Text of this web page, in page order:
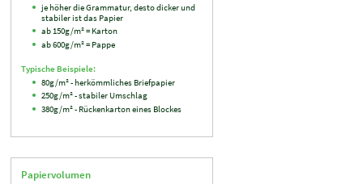
je höher die Grammatur, desto dicker und
stabiler ist das Papier
ab 150g/m² = Karton
ab 600g/m² = Pappe
Typische Beispiele:
80g/m² - herkömmliches Briefpapier
250g/m² - stabiler Umschlag
380g/m² - Rückenkarton eines Blockes
Papiervolumen